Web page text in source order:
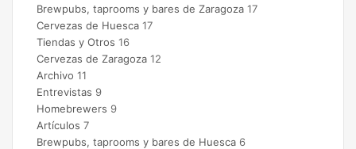
Brewpubs, taprooms y bares de Zaragoza 17
Cervezas de Huesca 17
Tiendas y Otros 16
Cervezas de Zaragoza 12
Archivo 11
Entrevistas 9
Homebrewers 9
Artículos 7
Brewpubs, taprooms y bares de Huesca 6